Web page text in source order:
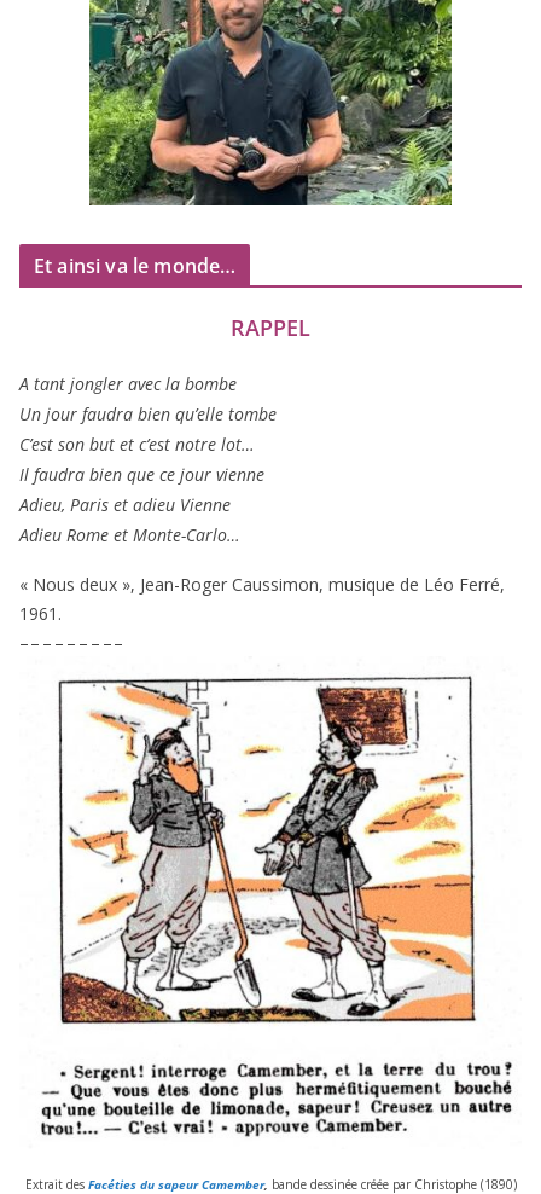
Et ainsi va le monde…
RAPPEL
A tant jon­gler avec la bombe
Un jour fau­dra bien qu’elle tombe
C’est son but et c’est notre lot…
Il fau­dra bien que ce jour vienne
Adieu, Paris et adieu Vienne
Adieu Rome et Monte-Carlo…
« Nous deux », Jean-Roger Caussimon, musique de Léo Ferré,
1961 .
– – – – – – – – –
Extrait desFacéties du sapeur Camember, bande des­si­née créée par Christophe (1890)